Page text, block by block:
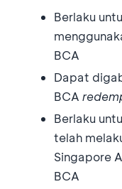
Berlaku
BCA
Dapat
BCA
Berlaku
telah
Singapore
BCA